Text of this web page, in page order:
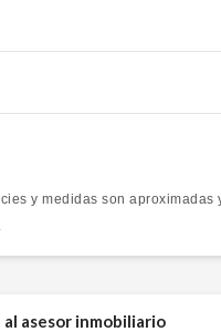
y medidas son aproximadas
asesor inmobiliario